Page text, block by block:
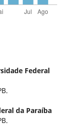
Federal
da Paraíba